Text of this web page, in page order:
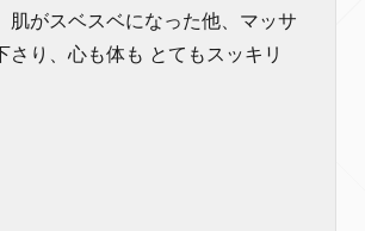
肌がスベスベになった他、マッサ
さり、心も体も とてもスッキリ